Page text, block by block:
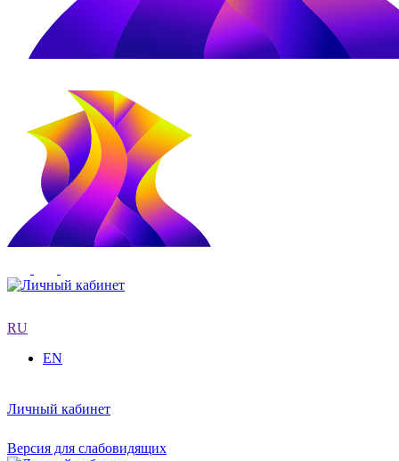
RU
EN
Личный кабинет
Версия для слабовидящих